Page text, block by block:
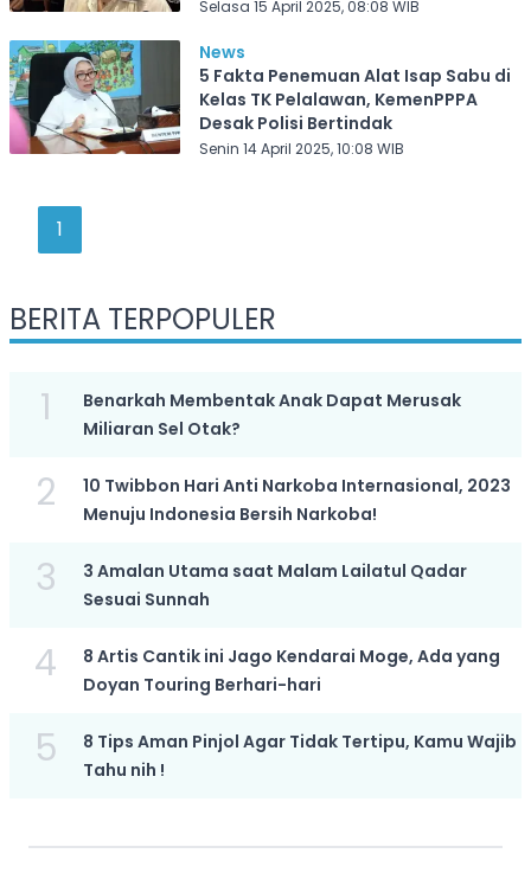
Selasa 15 April 2025, 08:08 WIB
News
5 Fakta Penemuan Alat Isap Sabu di
Kelas TK Pelalawan, KemenPPPA
Desak Polisi Bertindak
Senin 14 April 2025, 10:08 WIB
1
BERITA TERPOPULER
1
Benarkah Membentak Anak Dapat Merusak
Miliaran Sel Otak?
2
10 Twibbon Hari Anti Narkoba Internasional, 2023
Menuju Indonesia Bersih Narkoba!
3
3 Amalan Utama saat Malam Lailatul Qadar
Sesuai Sunnah
4
8 Artis Cantik ini Jago Kendarai Moge, Ada yang
Doyan Touring Berhari-hari
5
8 Tips Aman Pinjol Agar Tidak Tertipu, Kamu Wajib
Tahu nih !